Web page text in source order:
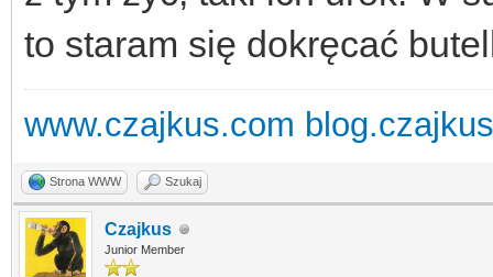
to staram się dokręcać
www.czajkus.com
Strona WWW Szukaj
Czajkus
Junior Member